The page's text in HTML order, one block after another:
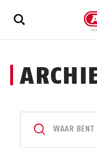
alle
resultaten
WAAR